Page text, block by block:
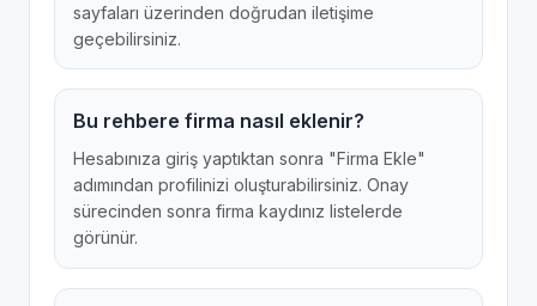
sayfaları üzerinden doğrudan iletişime
geçebilirsiniz.
Bu rehbere firma nasıl eklenir?
Hesabınıza giriş yaptıktan sonra "Firma Ekle"
adımından profilinizi oluşturabilirsiniz. Onay
sürecinden sonra firma kaydınız listelerde
görünür.